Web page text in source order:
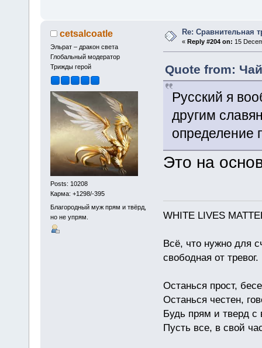
cetsalcoatle
Эльрат – дракон света
Глобальный модератор
Трижды герой
Posts: 10208
Карма: +1298/-395
Благородный муж прям и твёрд,
но не упрям.
Re: Сравнительная
«Reply #204 on: 15
Quote from:
Русский я
другим
определение
Это на
WHITE LIVES
Всё, что нужно для
свободная от
Останься прост,
Останься честен,
Будь прям и тверд с
Пусть все, в свой